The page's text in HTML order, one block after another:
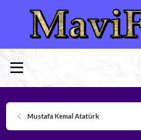
Mustafa Kemal Atatürk